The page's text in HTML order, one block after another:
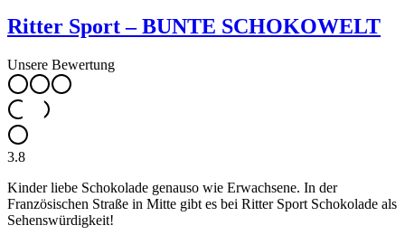
Ritter Sport – BUNTE SCHOKOWELT
Unsere Bewertung
3.8
Kinder liebe Schokolade genauso wie Erwachsene. In der
Französischen Straße in Mitte gibt es bei Ritter Sport Schokolade als
Sehenswürdigkeit!